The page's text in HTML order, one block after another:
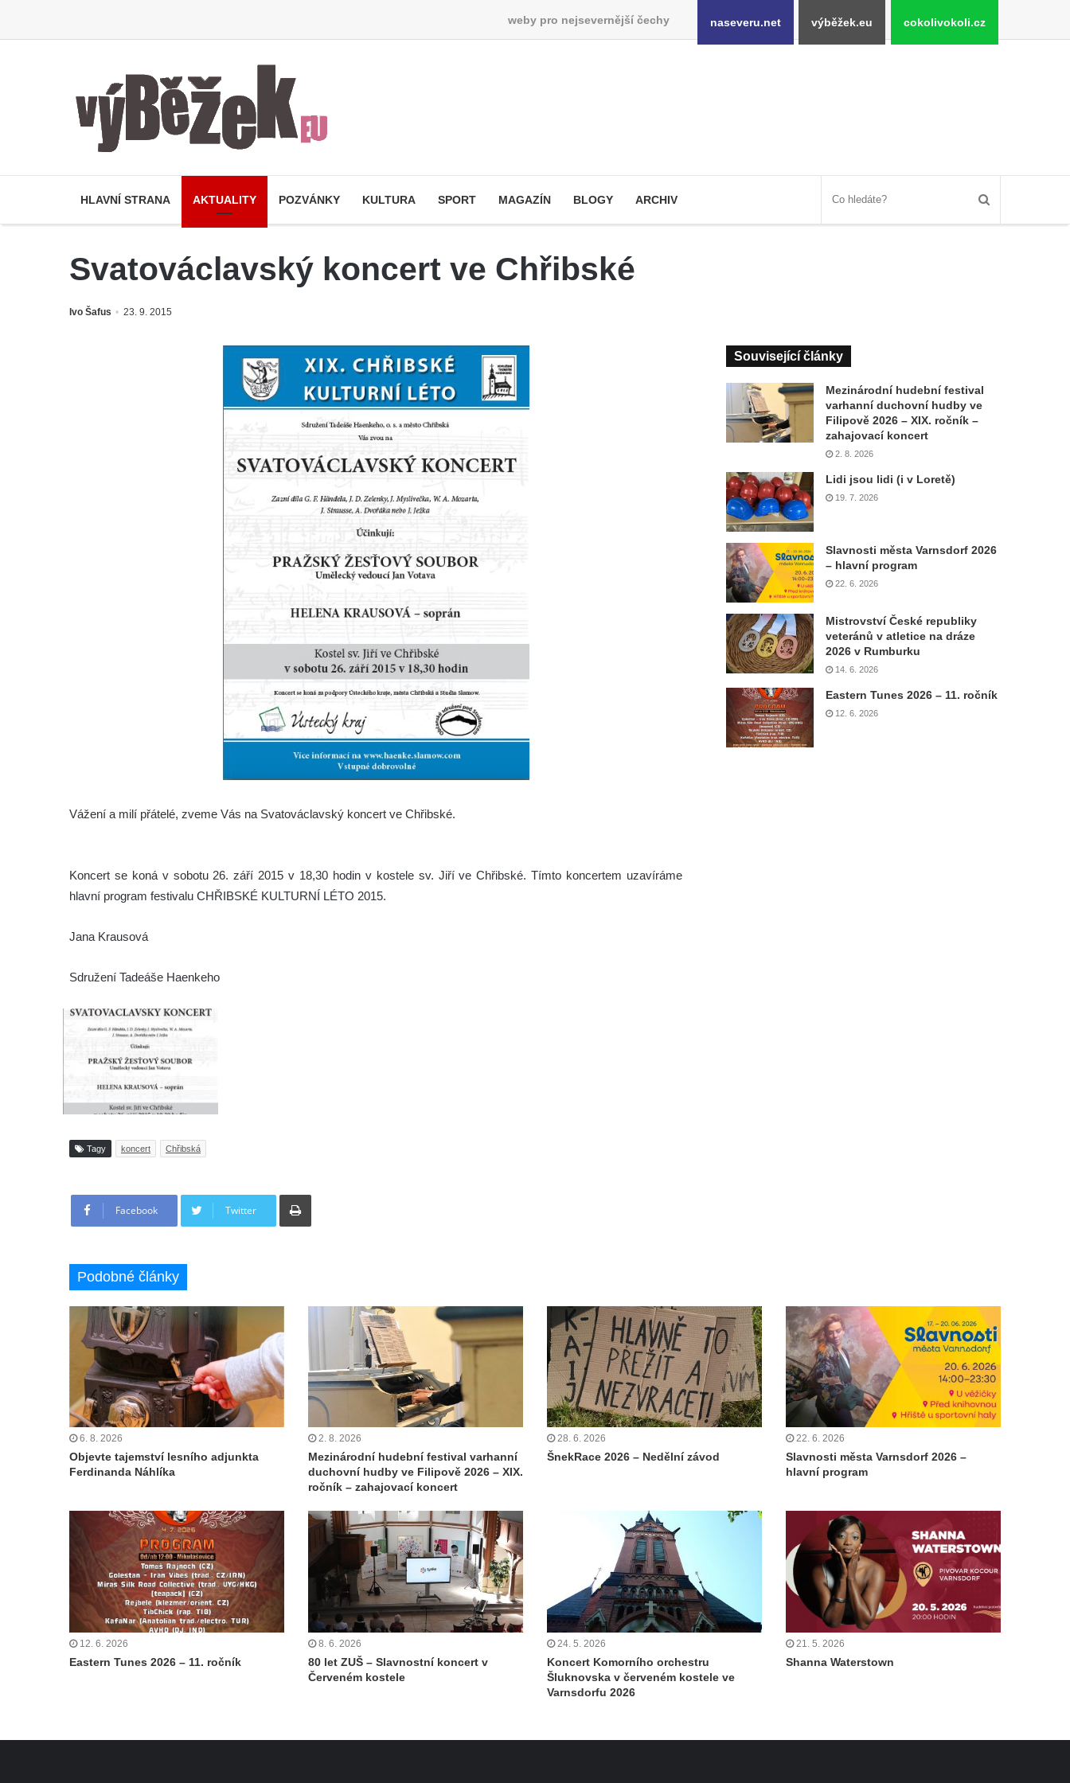
weby pro nejsevernější čechy naseveru.net výběžek.eu cokolivokoli.cz
HLAVNÍ STRANA AKTUALITY POZVÁNKY KULTURA SPORT MAGAZÍN BLOGY ARCHIV
Svatováclavský koncert ve Chřibské
Ivo Šafus 23. 9. 2015
Vážení a milí přátelé, zveme Vás na Svatováclavský koncert ve Chřibské.
Koncert se koná v sobotu 26. září 2015 v 18,30 hodin v kostele sv. Jiří ve Chřibské. Tímto koncertem uzavíráme
hlavní program festivalu CHŘIBSKÉ KULTURNÍ LÉTO 2015.
Jana Krausová
Sdružení Tadeáše Haenkeho
Tagy koncert Chřibská
Facebook Twitter
Tisknout
Související články
Mezinárodní hudební festival
varhanní duchovní hudby ve
Filipově 2026 – XIX. ročník –
zahajovací koncert
2. 8. 2026
Lidi jsou lidi (i v Loretě)
19. 7. 2026
Slavnosti města Varnsdorf 2026
– hlavní program
22. 6. 2026
Mistrovství České republiky
veteránů v atletice na dráze
2026 v Rumburku
14. 6. 2026
Eastern Tunes 2026 – 11. ročník
12. 6. 2026
Podobné články
6. 8. 2026
Objevte tajemství lesního adjunkta
Ferdinanda Náhlíka
2. 8. 2026
Mezinárodní hudební festival varhanní
duchovní hudby ve Filipově 2026 – XIX.
ročník – zahajovací koncert
28. 6. 2026
ŠnekRace 2026 – Nedělní závod
22. 6. 2026
Slavnosti města Varnsdorf 2026 –
hlavní program
12. 6. 2026
Eastern Tunes 2026 – 11. ročník
8. 6. 2026
80 let ZUŠ – Slavnostní koncert v
Červeném kostele
24. 5. 2026
Koncert Komorního orchestru
Šluknovska v červeném kostele ve
Varnsdorfu 2026
21. 5. 2026
Shanna Waterstown